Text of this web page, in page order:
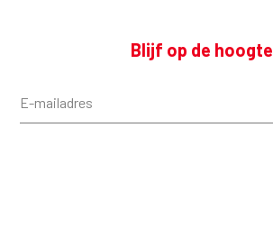
Blijf op de hoogte